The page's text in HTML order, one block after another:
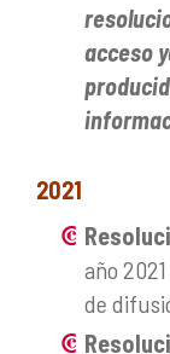
acceso
2021
año
de